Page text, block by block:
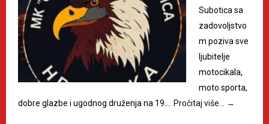
Subotica sa
zadovoljstvo
m poziva sve
ljubitelje
motocikala,
moto sporta,
dobre glazbe i ugodnog druženja na 19.…
Pročitaj više… →